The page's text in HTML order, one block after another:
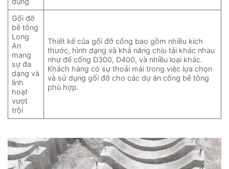
Gối đỡ
bê tông
Long
An
mang
sự đa
dạng và
linh
hoạt
vượt
trội
Thiết kế của gối đỡ cống bao gồm nhiều kích
thước, hình dạng và khả năng chịu tải khác nhau
như đế cống D300, D400, và nhiều loại khác.
Khách hàng có sự thoải mái trong việc lựa chọn
và sử dụng gối đỡ cho các dự án cống bê tông
phù hợp.